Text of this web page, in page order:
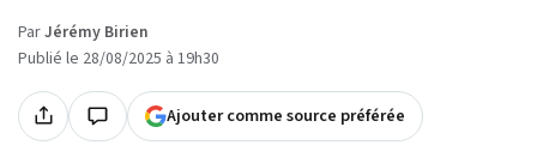
ParJérémy Birien
Publié le 28/08/2025 à 19h30
Ajouter comme source préférée